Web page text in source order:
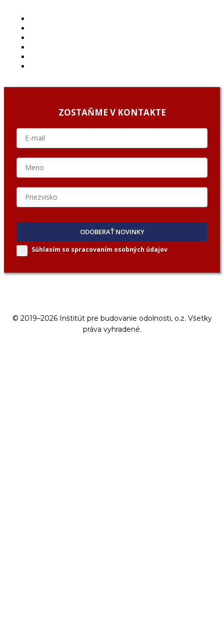
ZOSTAŇME V KONTAKTE
ODOBERAŤ NOVINKY
Súhlasím so spracovaním osobných údajov
© 2019–2026 Inštitút pre budovanie odolnosti, o.z. Všetky
práva vyhradené.